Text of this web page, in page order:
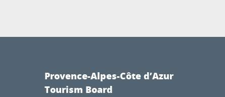
Provence-Alpes-Côte d’Azur
Tourism Board